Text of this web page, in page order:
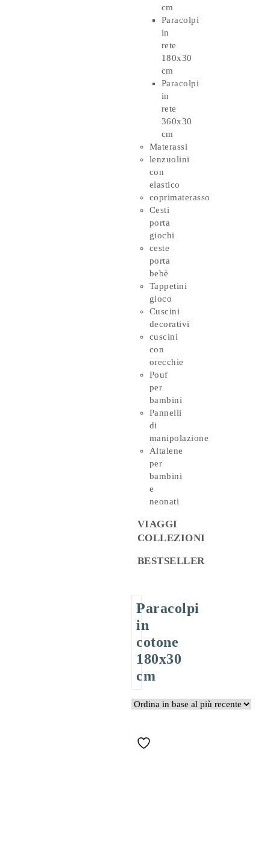
cm
Paracolpi
in
rete
180x30
cm
Paracolpi
in
rete
360x30
cm
Materassi
lenzuolini
con
elastico
coprimaterasso
Cesti
porta
giochi
ceste
porta
bebè
Tappetini
gioco
Cuscini
decorativi
cuscini
con
orecchie
Pouf
per
bambini
Pannelli
di
manipolazione
Altalene
per
bambini
e
neonati
VIAGGI
COLLEZIONI
BESTSELLER
Paracolpi
in
cotone
180x30
cm